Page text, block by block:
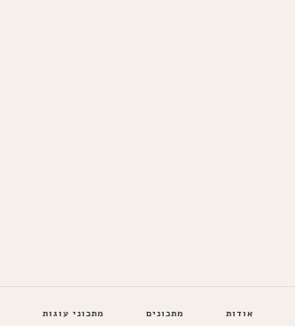
אודות מתכונים מתכוני עוגות